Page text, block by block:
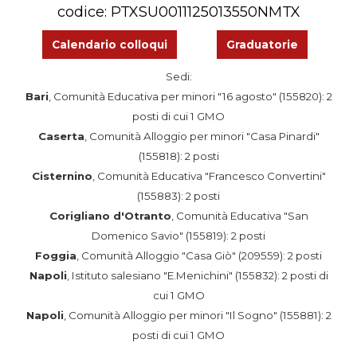
codice: PTXSU0011125013550NMTX
Calendario colloqui Graduatorie
Sedi:
Bari , Comunità Educativa per minori "16 agosto" (155820): 2
posti di cui 1 GMO
Caserta , Comunità Alloggio per minori "Casa Pinardi"
(155818): 2 posti
Cisternino , Comunità Educativa "Francesco Convertini"
(155883): 2 posti
Corigliano d'Otranto , Comunità Educativa "San
Domenico Savio" (155819): 2 posti
Foggia , Comunità Alloggio "Casa Giò" (209559): 2 posti
Napoli , Istituto salesiano "E.Menichini" (155832): 2 posti di
cui 1 GMO
Napoli , Comunità Alloggio per minori "Il Sogno" (155881): 2
posti di cui 1 GMO